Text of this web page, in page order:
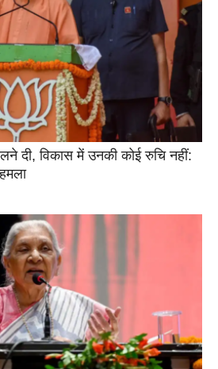
दी, विकास में उनकी कोई रुचि नहीं: